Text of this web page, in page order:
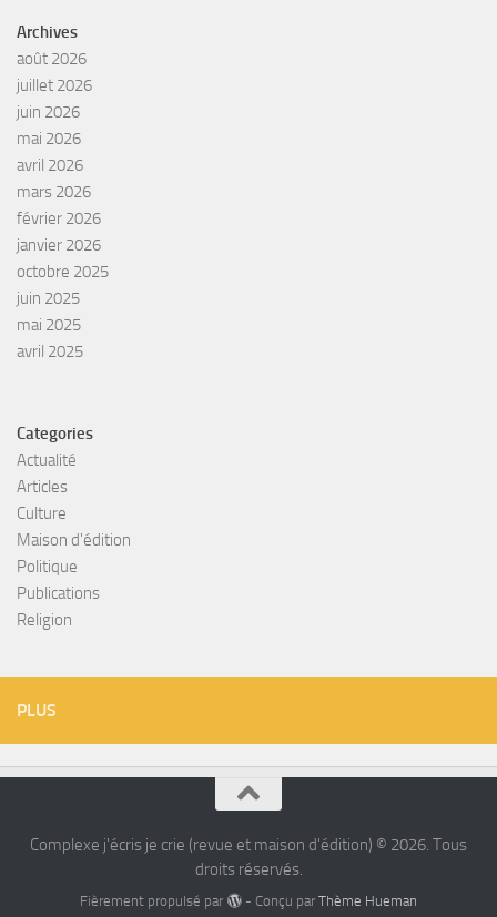
Archives
août 2026
juillet 2026
juin 2026
mai 2026
avril 2026
mars 2026
février 2026
janvier 2026
octobre 2025
juin 2025
mai 2025
avril 2025
Categories
Actualité
Articles
Culture
Maison d'édition
Politique
Publications
Religion
PLUS
Complexe j'écris je crie (revue et maison d'édition) © 2026. Tous
droits réservés.
Fièrement propulsé par - Conçu par Thème Hueman